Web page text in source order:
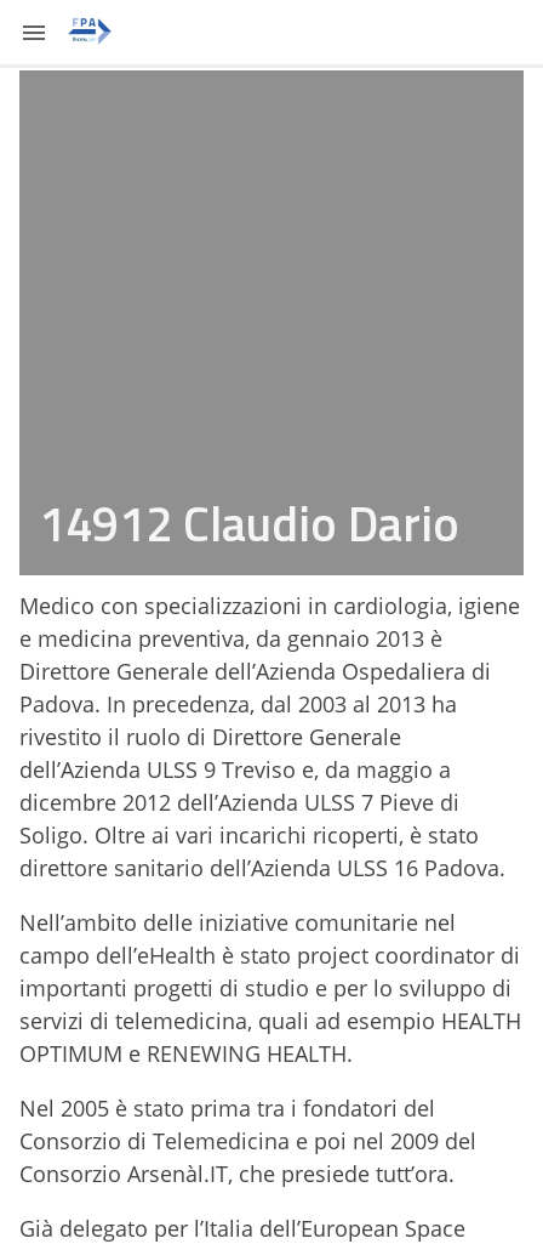
14912 Claudio Dario
Medico con specializzazioni in cardiologia, igiene
e medicina preventiva, da gennaio 2013 è
Direttore Generale dell’Azienda Ospedaliera di
Padova. In precedenza, dal 2003 al 2013 ha
rivestito il ruolo di Direttore Generale
dell’Azienda ULSS 9 Treviso e, da maggio a
dicembre 2012 dell’Azienda ULSS 7 Pieve di
Soligo. Oltre ai vari incarichi ricoperti, è stato
direttore sanitario dell’Azienda ULSS 16 Padova.
Nell’ambito delle iniziative comunitarie nel
campo dell’eHealth è stato project coordinator di
importanti progetti di studio e per lo sviluppo di
servizi di telemedicina, quali ad esempio HEALTH
OPTIMUM e RENEWING HEALTH.
Nel 2005 è stato prima tra i fondatori del
Consorzio di Telemedicina e poi nel 2009 del
Consorzio Arsenàl.IT, che presiede tutt’ora.
Già delegato per l’Italia dell’European Space